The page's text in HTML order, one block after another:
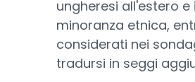
ungheresi all'estero
minoranza etnica,
considerati nei
tradursi in seggi